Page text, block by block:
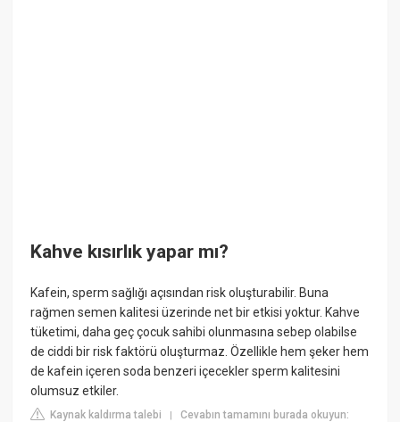
Kahve kısırlık yapar mı?
Kafein, sperm sağlığı açısından risk oluşturabilir. Buna
rağmen semen kalitesi üzerinde net bir etkisi yoktur. Kahve
tüketimi, daha geç çocuk sahibi olunmasına sebep olabilse
de ciddi bir risk faktörü oluşturmaz. Özellikle hem şeker hem
de kafein içeren soda benzeri içecekler sperm kalitesini
olumsuz etkiler.
Kaynak kaldırma talebi |Cevabın tamamını burada okuyun: